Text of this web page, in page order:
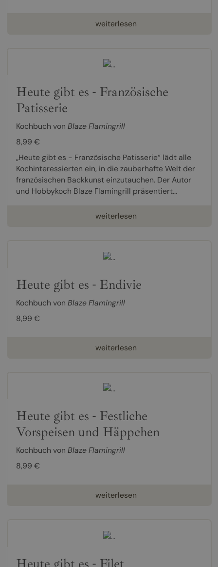
weiterlesen
Heute gibt es - Französische
Patisserie
Kochbuch von Blaze Flamingrill
8,99 €
„Heute gibt es - Französische Patisserie“ lädt alle
Kochinteressierten ein, in die zauberhafte Welt der
französischen Backkunst einzutauchen. Der Autor
und Hobbykoch Blaze Flamingrill präsentiert...
weiterlesen
Heute gibt es - Endivie
Kochbuch von Blaze Flamingrill
8,99 €
weiterlesen
Heute gibt es - Festliche
Vorspeisen und Häppchen
Kochbuch von Blaze Flamingrill
8,99 €
weiterlesen
Heute gibt es - Filet